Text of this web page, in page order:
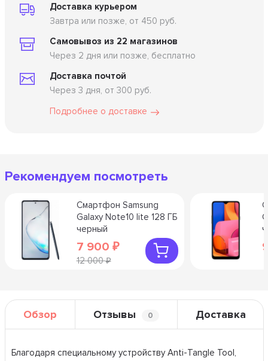
Доставка курьером
Завтра или позже, от 450 руб.
Самовывоз из 22 магазинов
Через 2 дня или позже, бесплатно
Доставка почтой
Через 3 дня, от 300 руб.
Подробнее о доставке
Рекомендуем посмотреть
Смартфон Samsung
Galaxy Note10 lite 128 ГБ
черный
7 900 ₽
12 000₽
Обзор Отзывы 0 Доставка
Благодаря специальному устройству Anti-Tangle Tool,